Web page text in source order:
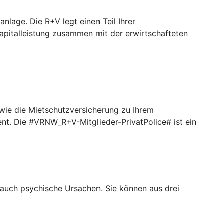
Die R+V legt einen Teil Ihrer
zusammen mit der erwirtschafteten
die Mietschutzversicherung zu Ihrem
Die #VRNW_R+V-Mitglieder-PrivatPolice# ist ein
psychische Ursachen. Sie können aus drei